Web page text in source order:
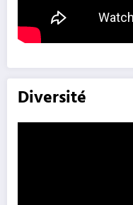
Diversité